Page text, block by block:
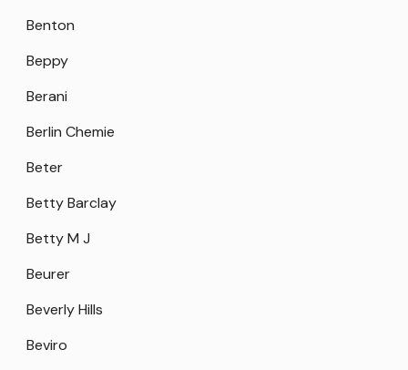
Benton
Beppy
Berani
Berlin Chemie
Beter
Betty Barclay
Betty M J
Beurer
Beverly Hills
Beviro